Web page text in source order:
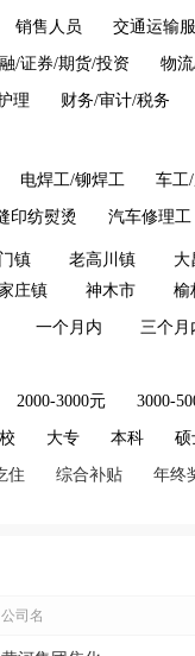
销售人员 交通运输
/证券/期货/投资 物
理 财务/审计/税务
电焊工/铆焊工 车工
印纺熨烫 汽车修理工
镇 老高川镇 大
庄镇 神木市 榆
一个月内 三个月
2000-3000元 3000-
大专 本科 硕
住 综合补贴 年终
公司名